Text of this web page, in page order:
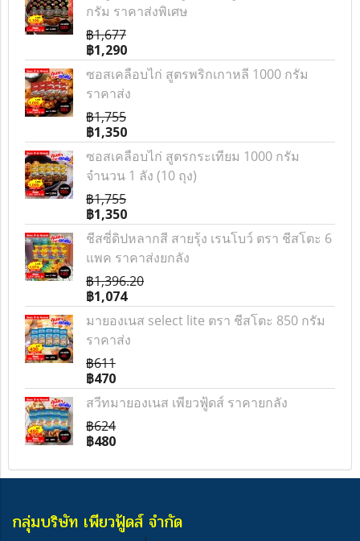
กรัม ราคาส่งพิเศษ
฿1,677
฿1,290
ซอสเคลือบไก่ สูตรพริกเกาหลี 1000 กรัม
ราคาส่ง
฿1,755
฿1,350
ซอสเคลือบไก่ สูตรกระเทียม 1000 กรัม
จำนวน 1 ลัง (10 ถุง)
฿1,755
฿1,350
ชีสซี่ดิปหลากสี สายรุ้ง เรนโบว์ ตรา ชีสโตะ 6
แพค ราคาส่งยกลัง
฿1,396.20
฿1,074
มายองเนส select lite ตรา ชีสโตะ 850 กรัม
ราคาส่ง
฿611
฿470
สวีทมายองเนส เพียวฟู้ดส์ ราคายกลัง
฿624
฿480
กลุ่มบริษัท เพียวฟู้ดส์ จำกัด